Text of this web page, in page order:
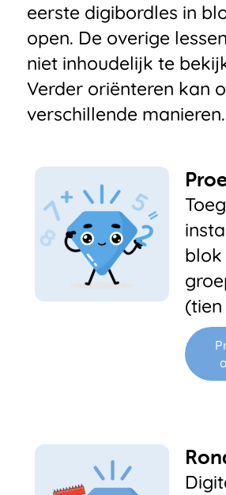
eerste digibordles in
open. De overige
niet inhoudelijk te
Verder oriënteren kan
verschillende manieren.
blok
(tien